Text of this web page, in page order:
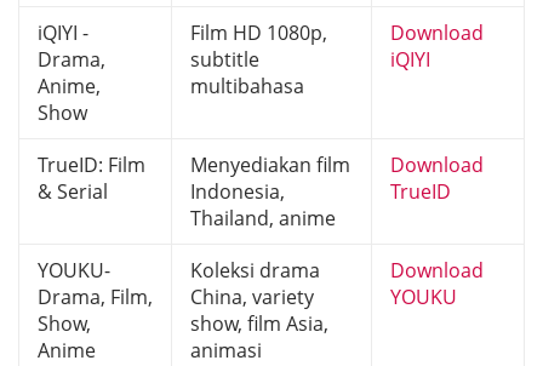
iQIYI -
Drama,
Anime,
Show
Film HD 1080p,
subtitle
multibahasa
Download
iQIYI
TrueID: Film
& Serial
Menyediakan film
Indonesia,
Thailand, anime
Download
TrueID
YOUKU-
Drama, Film,
Show,
Anime
Koleksi drama
China, variety
show, film Asia,
animasi
Download
YOUKU